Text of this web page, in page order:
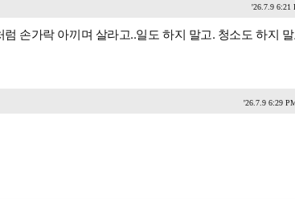
'26.7.9 6:21
손가락 아끼며 살라고..일도 하지 말고. 청소도 하지
'26.7.9 6:29